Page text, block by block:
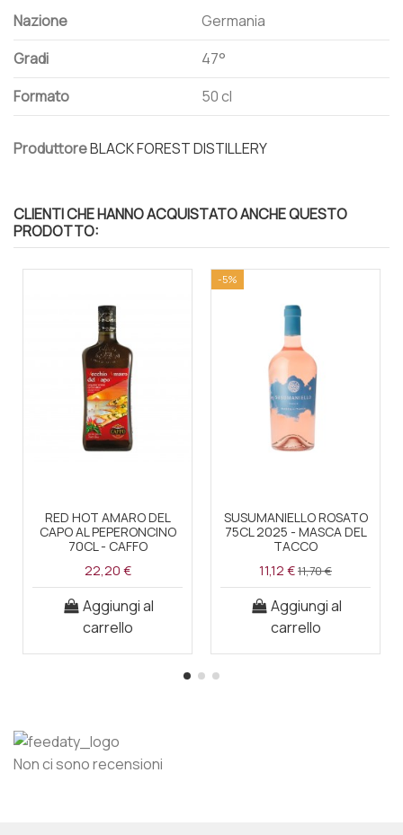
Nazione
Germania
Gradi
47°
Formato
50 cl
ProduttoreBLACK FOREST DISTILLERY
CLIENTI CHE HANNO ACQUISTATO ANCHE QUESTO
PRODOTTO:
RED HOT AMARO DEL
CAPO AL PEPERONCINO
70CL - CAFFO
22,20 €
Aggiungi al
carrello
-5%
SUSUMANIELLO ROSATO
75CL 2025 - MASCA DEL
TACCO
11,12 €11,70 €
Aggiungi al
carrello
Non ci sono recensioni